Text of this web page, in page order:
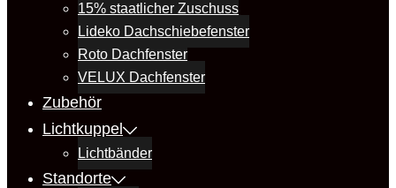
15% staatlicher Zuschuss
Lideko Dachschiebefenster
Roto Dachfenster
VELUX Dachfenster
Zubehör
Lichtkuppel
Lichtbänder
Standorte